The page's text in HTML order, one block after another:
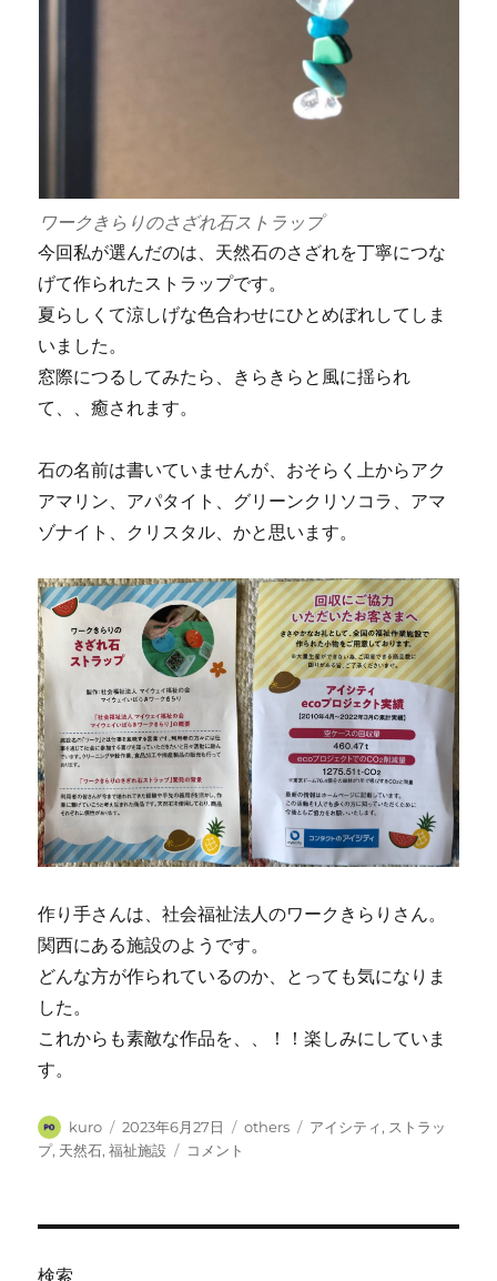
ワークきらりのさざれ石ストラップ
今回私が選んだのは、天然石のさざれを丁寧につな
げて作られたストラップです。
夏らしくて涼しげな色合わせにひとめぼれしてしま
いました。
窓際につるしてみたら、きらきらと風に揺られ
て、、癒されます。
石の名前は書いていませんが、おそらく上からアク
アマリン、アパタイト、グリーンクリソコラ、アマ
ゾナイト、クリスタル、かと思います。
作り手さんは、社会福祉法人のワークきらりさん。
関西にある施設のようです。
どんな方が作られているのか、とっても気になりま
した。
これからも素敵な作品を、、！！楽しみにしていま
す。
投
稿
kuro
投
稿
2023年6月27日
カ
others
タ
アイシティ, ストラッ
プ, 天然石,福祉施設
コ
コメント
検索